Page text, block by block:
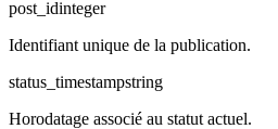
post_idinteger
Identifiant unique de la publication.
status_timestampstring
Horodatage associé au statut actuel.